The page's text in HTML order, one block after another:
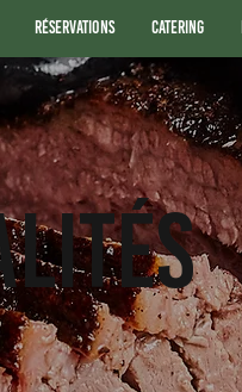
Réservations Catering